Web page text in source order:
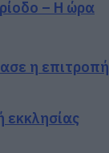
– Η ώρα
η επιτροπή
εκκλησίας